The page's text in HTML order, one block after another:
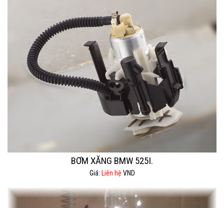
BƠM XĂNG BMW 525I.
Giá: Liên hệ VND